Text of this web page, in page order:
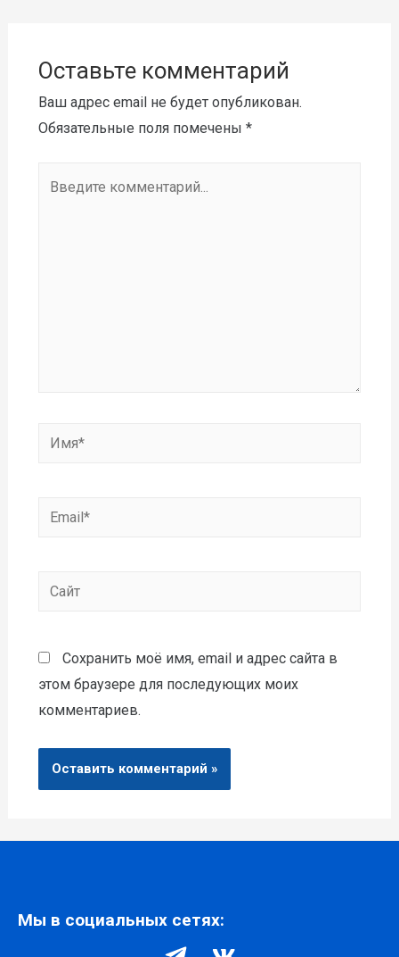
Оставьте комментарий
Ваш адрес email не будет опубликован.
Обязательные поля помечены *
Сохранить моё имя, email и адрес сайта в
этом браузере для последующих моих
комментариев.
Мы в социальных сетях: